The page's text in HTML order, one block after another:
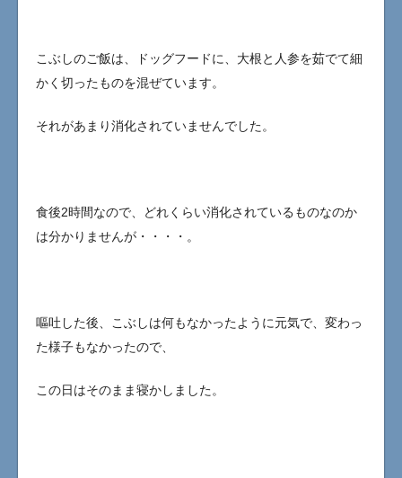
こぶしのご飯は、ドッグフードに、大根と人参を茹でて細
かく切ったものを混ぜています。
それがあまり消化されていませんでした。
食後2時間なので、どれくらい消化されているものなのか
は分かりませんが・・・・。
嘔吐した後、こぶしは何もなかったように元気で、変わっ
た様子もなかったので、
この日はそのまま寝かしました。